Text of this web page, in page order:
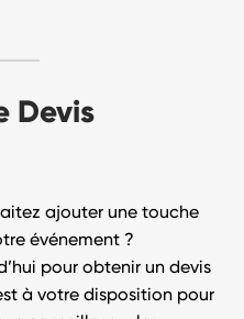
Devis
ajouter une touche
événement ?
pour obtenir un devis
à votre disposition pour